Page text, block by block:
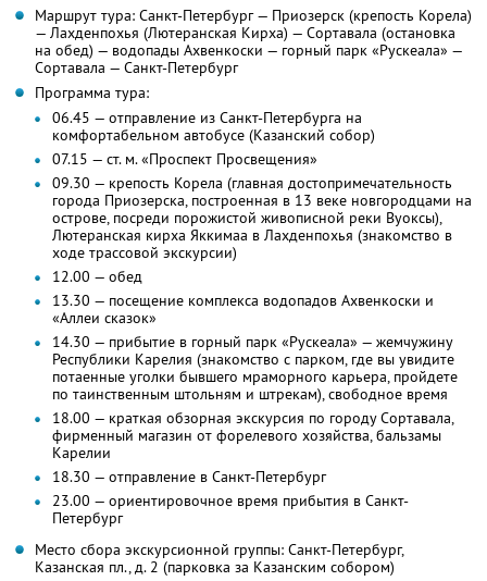
Маршрут тура: Санкт-Петербург — Приозерск (крепость Корела)
— Лахденпохья (Лютеранская Кирха) — Сортавала (остановка
на обед) — водопады Ахвенкоски — горный парк «Рускеала» —
Сортавала — Санкт-Петербург
Программа тура:
06.45 — отправление из Санкт-Петербурга на
комфортабельном автобусе (Казанский собор)
07.15 — ст. м. «Проспект Просвещения»
09.30 — крепость Корела (главная достопримечательность
города Приозерска, построенная в 13 веке новгородцами на
острове, посреди порожистой живописной реки Вуоксы),
Лютеранская кирха Яккимаа в Лахденпохья (знакомство в
ходе трассовой экскурсии)
12.00 — обед
13.30 — посещение комплекса водопадов Ахвенкоски и
«Аллеи сказок»
14.30 — прибытие в горный парк «Рускеала» — жемчужину
Республики Карелия (знакомство с парком, где вы увидите
потаенные уголки бывшего мраморного карьера, пройдете
по таинственным штольням и штрекам), свободное время
18.00 — краткая обзорная экскурсия по городу Сортавала,
фирменный магазин от форелевого хозяйства, бальзамы
Карелии
18.30 — отправление в Санкт-Петербург
23.00 — ориентировочное время прибытия в Санкт-
Петербург
Место сбора экскурсионной группы: Санкт-Петербург,
Казанская пл., д. 2 (парковка за Казанским собором)